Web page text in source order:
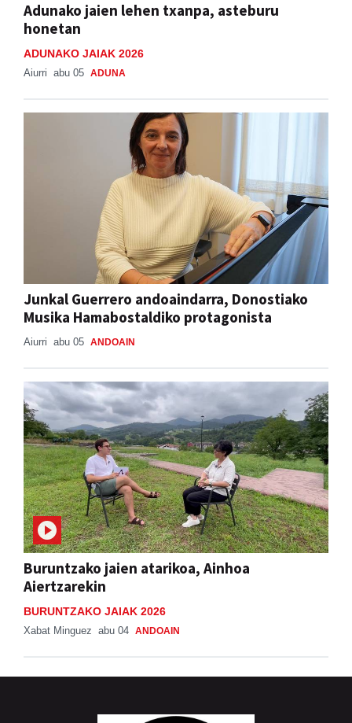
Adunako jaien lehen txanpa, asteburu
honetan
ADUNAKO JAIAK 2026
Aiurri abu 05 ADUNA
Junkal Guerrero andoaindarra, Donostiako
Musika Hamabostaldiko protagonista
Aiurri abu 05 ANDOAIN
Buruntzako jaien atarikoa, Ainhoa
Aiertzarekin
BURUNTZAKO JAIAK 2026
Xabat Minguez abu 04 ANDOAIN